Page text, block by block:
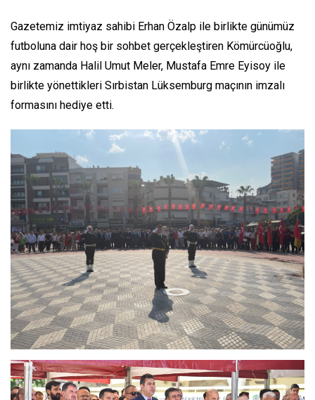
Gazetemiz imtiyaz sahibi Erhan Özalp ile birlikte günümüz
futboluna dair hoş bir sohbet gerçekleştiren Kömürcüoğlu,
aynı zamanda Halil Umut Meler, Mustafa Emre Eyisoy ile
birlikte yönettikleri Sırbistan Lüksemburg maçının imzalı
formasını hediye etti.